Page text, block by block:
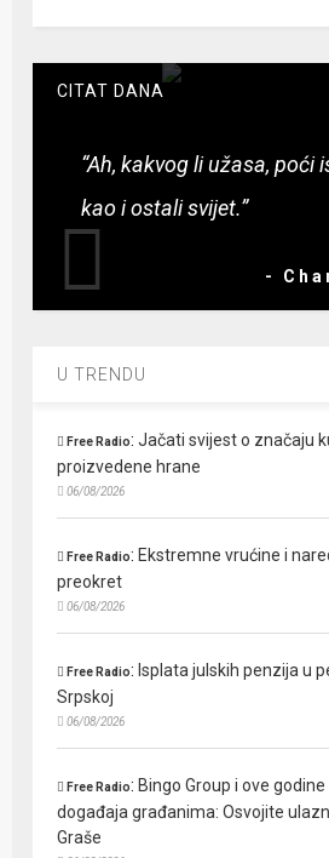
CITAT DANA
“Ah, kakvog li užasa, poći
kao i ostali svijet.”
-
U TRENDU
Free Radio:Jačati svijest o značaju
proizvedene hrane
06/08/2026
Free Radio: Ekstremne vrućine i
preokret
06/08/2026
Free Radio: Isplata julskih penzija u
Srpskoj
06/08/2026
Free Radio: Bingo Group i ove
događaja građanima: Osvojite
Graše